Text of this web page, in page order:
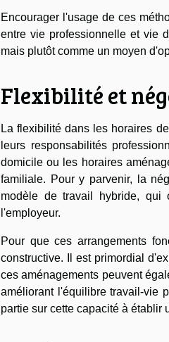
Encourager l'usage de ces
entre vie professionnelle et vie
mais plutôt comme un moyen
Flexibilité et
La flexibilité dans les horaires
leurs responsabilités
domicile ou les horaires
familiale. Pour y parvenir, la
modèle de travail hybride, qui
l'employeur.
Pour que ces arrangements
constructive. Il est primordial
ces aménagements peuvent
améliorant l'équilibre travail-vie
partie sur cette capacité à établir